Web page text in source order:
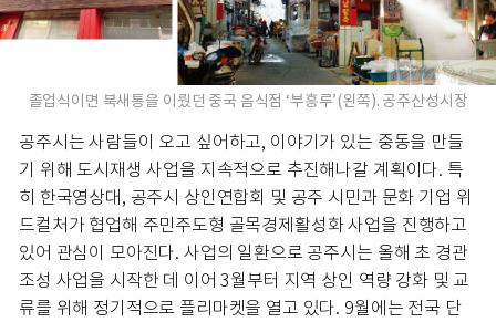
졸업식이면 북새통을 이뤘던 중국 음식점 ‘부흥루’(왼쪽). 공주산성시장
공주시는 사람들이 오고 싶어하고, 이야기가 있는 중동을 만들
기 위해 도시재생 사업을 지속적으로 추진해나갈 계획이다. 특
히 한국영상대, 공주시 상인연합회 및 공주 시민과 문화 기업 위
드컬처가 협업해 주민주도형 골목경제활성화 사업을 진행하고
있어 관심이 모아진다. 사업의 일환으로 공주시는 올해 초 경관
조성 사업을 시작한 데 이어 3월부터 지역 상인 역량 강화 및 교
류를 위해 정기적으로 플리마켓을 열고 있다. 9월에는 전국 단